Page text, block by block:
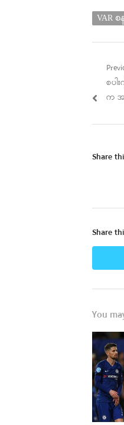
VAR စ
Post
post:
စပ
က
Share
Share
You